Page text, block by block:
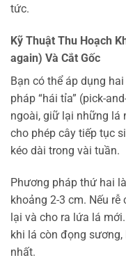
tức.
Kỹ Thuật Thu Hoạch
again) Và Cắt Gốc
Bạn có thể áp dụng
pháp “hái tỉa” (pick-
ngoài, giữ lại những lá
cho phép cây tiếp tục
kéo dài trong vài tuần.
Phương pháp thứ hai
khoảng 2-3 cm. Nếu
lại và cho ra lứa lá
khi lá còn đọng
nhất.